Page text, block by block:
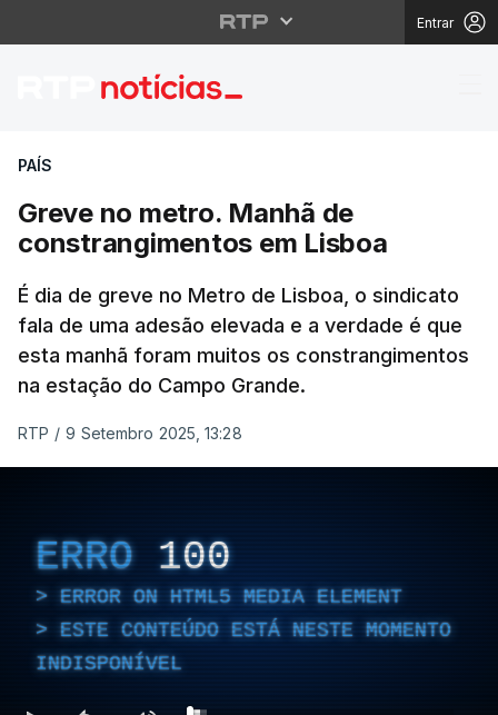
Entrar
Greve no metro.
PAÍS
Greve no metro. Manhã de
constrangimentos em Lisboa
É dia de greve no Metro de Lisboa, o sindicato
fala de uma adesão elevada e a verdade é que
esta manhã foram muitos os constrangimentos
na estação do Campo Grande.
RTP / 9 Setembro 2025, 13:28
ERRO 100
ERROR ON HTML5 MEDIA ELEMENT
ESTE CONTEÚDO ESTÁ NESTE MOMENTO
INDISPONÍVEL